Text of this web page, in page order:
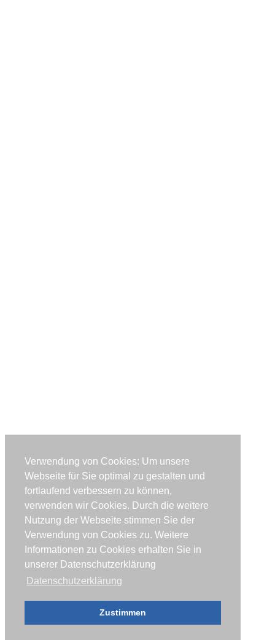
Verwendung von Cookies: Um unsere
Webseite für Sie optimal zu gestalten und
fortlaufend verbessern zu können,
verwenden wir Cookies. Durch die weitere
Nutzung der Webseite stimmen Sie der
Verwendung von Cookies zu. Weitere
Informationen zu Cookies erhalten Sie in
unserer Datenschutzerklärung
Datenschutzerklärung
Zustimmen